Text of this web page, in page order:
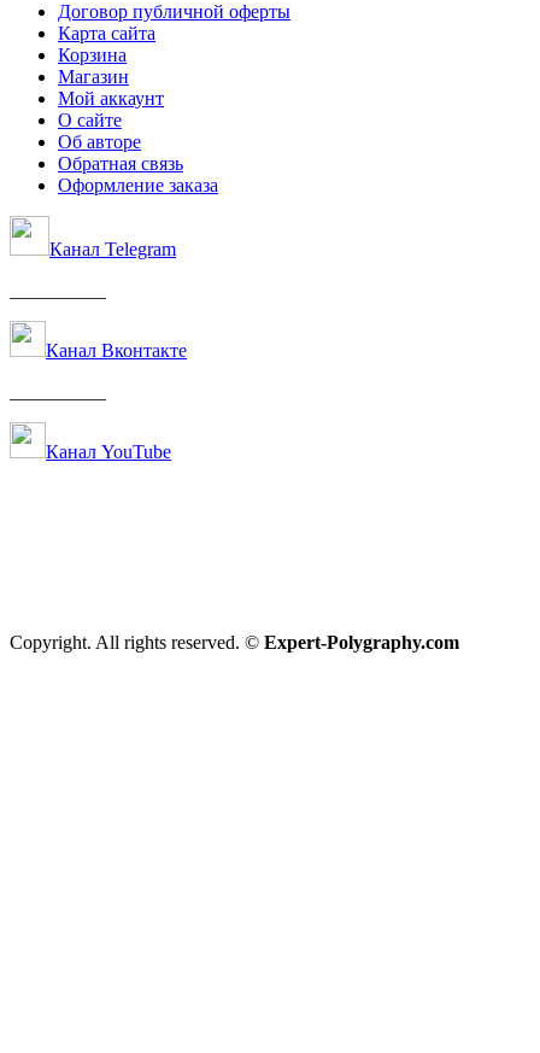
Договор публичной оферты
Карта сайта
Корзина
Магазин
Мой аккаунт
О сайте
Об авторе
Обратная связь
Оформление заказа
Канал Telegram
Канал Вконтакте
Канал YouTube
Copyright. All rights reserved. © Expert-Polygraphy.com